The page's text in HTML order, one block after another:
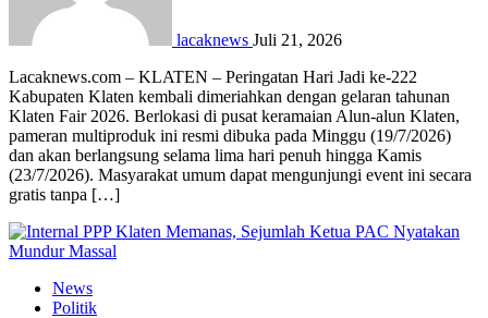
lacaknews Juli 21, 2026
Lacaknews.com – KLATEN – Peringatan Hari Jadi ke-222
Kabupaten Klaten kembali dimeriahkan dengan gelaran tahunan
Klaten Fair 2026. Berlokasi di pusat keramaian Alun-alun Klaten,
pameran multiproduk ini resmi dibuka pada Minggu (19/7/2026)
dan akan berlangsung selama lima hari penuh hingga Kamis
(23/7/2026). Masyarakat umum dapat mengunjungi event ini secara
gratis tanpa […]
News
Politik